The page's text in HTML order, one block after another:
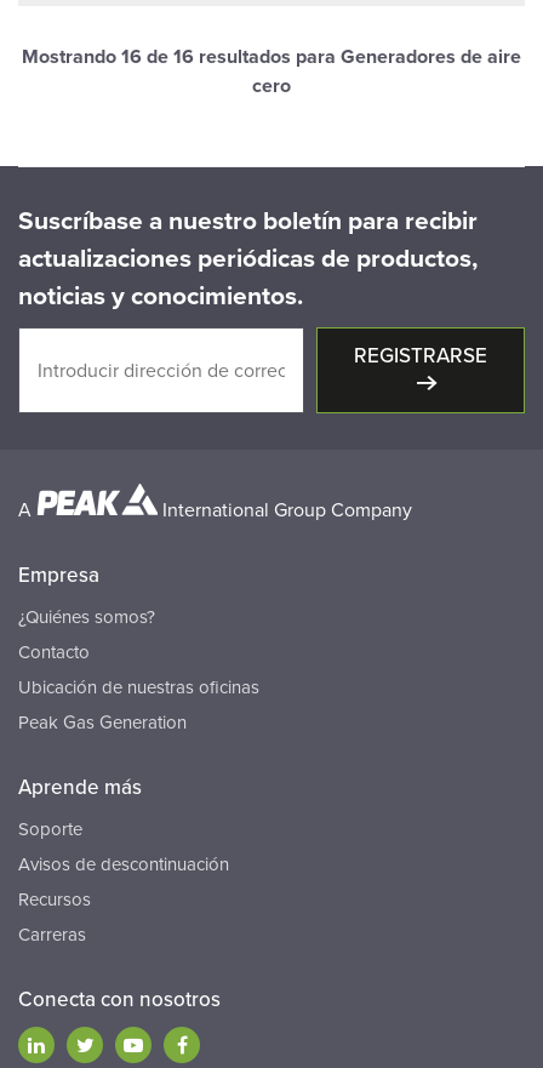
Mostrando 16 de 16 resultados para Generadores de aire
cero
Suscríbase a nuestro boletín para recibir
actualizaciones periódicas de productos,
noticias y conocimientos.
REGISTRARSE
A International Group Company
Empresa
¿Quiénes somos?
Contacto
Ubicación de nuestras oficinas
Peak Gas Generation
Aprende más
Soporte
Avisos de descontinuación
Recursos
Carreras
Conecta con nosotros